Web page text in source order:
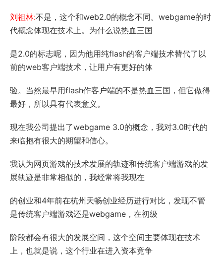
刘祖林:不是，这个和web2.0的概念不同。webgame的时
代概念体现在技术上。为什么说热血三国
是2.0的标志呢，因为他用纯flash的客户端技术替代了以
前的web客户端技术，让用户有更好的体
验。当然最早用flash作客户端的不是热血三国，但它做得
最好，所以具有代表意义。
现在我公司提出了webgame 3.0的概念，我对3.0时代的
来临抱有很大的期望和信心。
我认为网页游戏的技术发展的轨迹和传统客户端游戏的发
展轨迹是非常相似的，我经常将我现在
的创业和4年前在杭州天畅创业经历进行对比，发现不管
是传统客户端游戏还是webgame，在初级
阶段都会有很大的发展空间，这个空间主要体现在技术
上，也就是说，这个行业在进入资本竞争